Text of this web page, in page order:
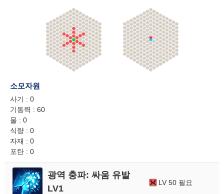
소모자원
사기 : 0
기동력 : 60
물 : 0
식량 : 0
자재 : 0
포탄 : 0
광역 충파: 싸움 유발
LV1
LV 50 필요